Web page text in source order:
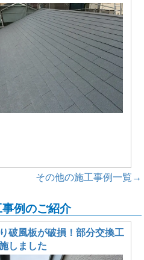
その他の施工事例一覧→
例のご紹介
破風板が破損！部分交換工
しました